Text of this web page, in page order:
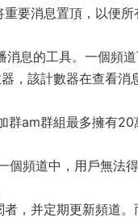
要消息置頂，以便所
息的工具。一個頻
，該計數器在查看消
群am群組最多擁有
頻道中，用戶無法
，并定期更新頻道